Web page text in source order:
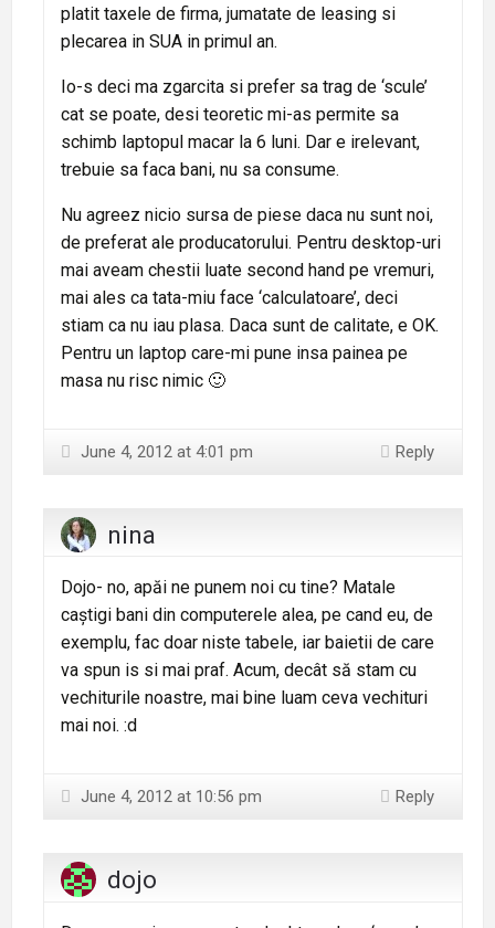
platit taxele de firma, jumatate de leasing si
plecarea in SUA in primul an.
Io-s deci ma zgarcita si prefer sa trag de ‘scule’
cat se poate, desi teoretic mi-as permite sa
schimb laptopul macar la 6 luni. Dar e irelevant,
trebuie sa faca bani, nu sa consume.
Nu agreez nicio sursa de piese daca nu sunt noi,
de preferat ale producatorului. Pentru desktop-uri
mai aveam chestii luate second hand pe vremuri,
mai ales ca tata-miu face ‘calculatoare’, deci
stiam ca nu iau plasa. Daca sunt de calitate, e OK.
Pentru un laptop care-mi pune insa painea pe
masa nu risc nimic 🙂
June 4, 2012 at 4:01 pm Reply
nina
Dojo- no, apăi ne punem noi cu tine? Matale
caștigi bani din computerele alea, pe cand eu, de
exemplu, fac doar niste tabele, iar baietii de care
va spun is si mai praf. Acum, decât să stam cu
vechiturile noastre, mai bine luam ceva vechituri
mai noi. :d
June 4, 2012 at 10:56 pm Reply
dojo